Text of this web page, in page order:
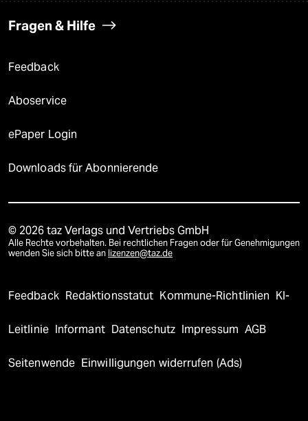
Fragen & Hilfe
Feedback
Aboservice
ePaper Login
Downloads für Abonnierende
© 2026 taz Verlags und Vertriebs GmbH
Alle Rechte vorbehalten. Bei rechtlichen Fragen oder für Genehmigungen
wenden Sie sich bitte an lizenzen@taz.de
Feedback Redaktionsstatut Kommune-Richtlinien KI-
Leitlinie Informant Datenschutz Impressum AGB
Seitenwende Einwilligungen widerrufen (Ads)